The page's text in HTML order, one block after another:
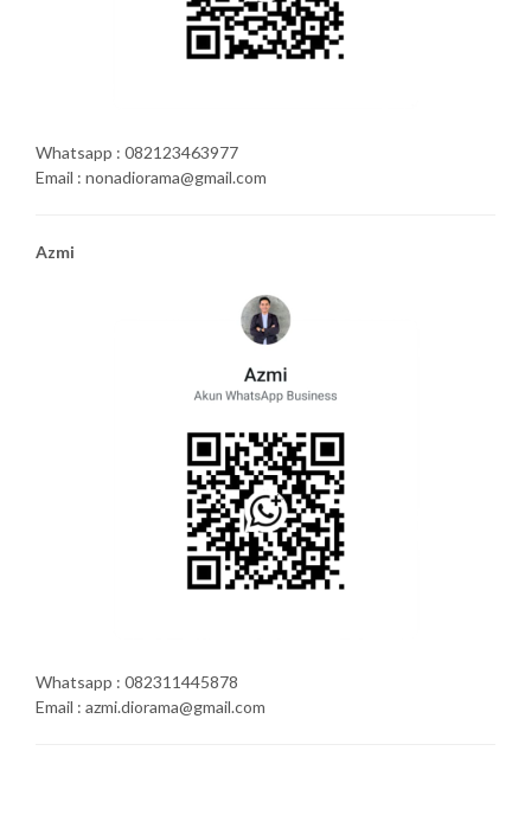
Whatsapp : 082123463977
Email : nonadiorama@gmail.com
Azmi
Whatsapp : 082311445878
Email : azmi.diorama@gmail.com